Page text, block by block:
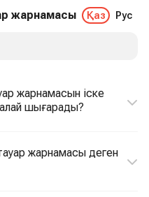
жарнамасы Қаз Рус
жарнамасын іске
шығарады?
жарнамасы деген